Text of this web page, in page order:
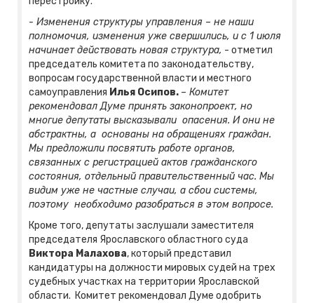
- Изменения структуры управления – не наши
полномочия, изменения уже свершились, и с 1 июля
начинает действовать новая структура, - отметил
председатель комитета по законодательству,
вопросам государственной власти и местного
самоуправления Илья Осипов. – Комитет
рекомендовал Думе принять законопроект, но
многие депутаты высказывали опасения. И они не
абстрактны, а основаны на обращениях граждан.
Мы предложили посвятить работе органов,
связанных с регистрацией актов гражданского
состояния, отдельный правительственный час. Мы
видим уже не частные случаи, а сбои системы,
поэтому необходимо разобраться в этом вопросе.
Кроме того, депутаты заслушали заместителя
председателя Ярославского областного суда
Виктора Малахова, который представил
кандидатуры на должности мировых судей на трех
судебных участках на территории Ярославской
области. Комитет рекомендовал Думе одобрить